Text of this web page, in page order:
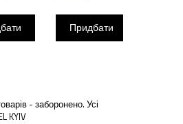
Придбати
- заборонено. Усі
KYIV